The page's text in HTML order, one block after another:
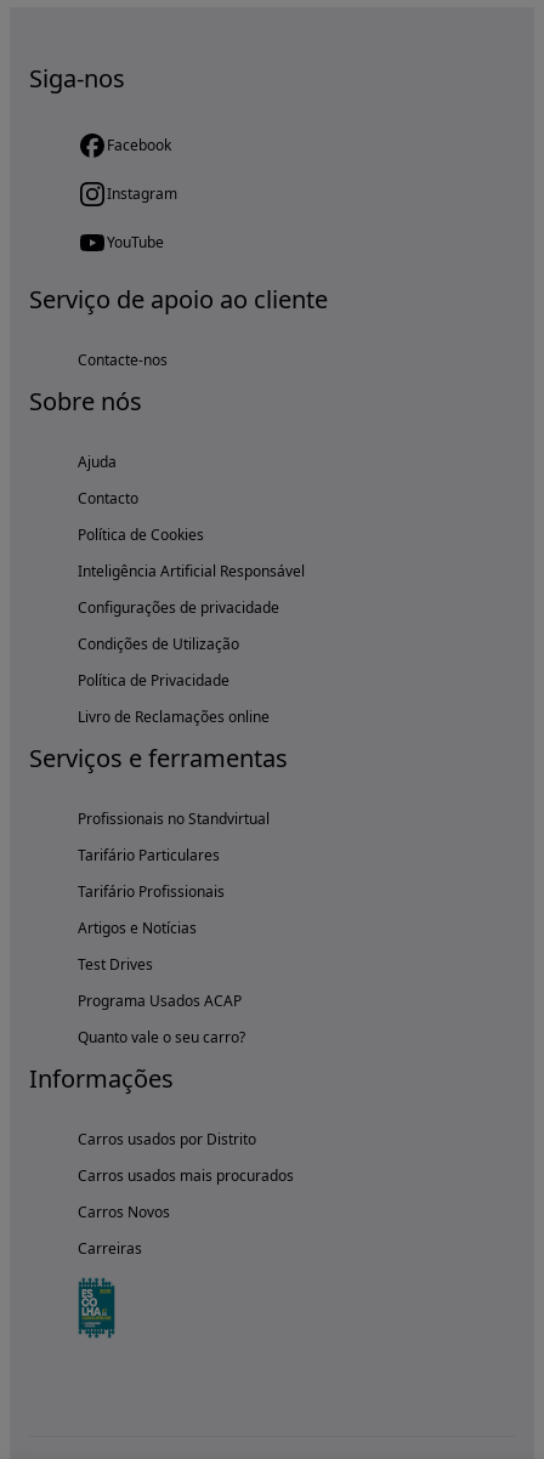
Siga-nos
Facebook
Instagram
YouTube
Serviço de apoio ao cliente
Contacte-nos
Sobre nós
Ajuda
Contacto
Política de Cookies
Inteligência Artificial Responsável
Configurações de privacidade
Condições de Utilização
Política de Privacidade
Livro de Reclamações online
Serviços e ferramentas
Profissionais no Standvirtual
Tarifário Particulares
Tarifário Profissionais
Artigos e Notícias
Test Drives
Programa Usados ACAP
Quanto vale o seu carro?
Informações
Carros usados por Distrito
Carros usados mais procurados
Carros Novos
Carreiras